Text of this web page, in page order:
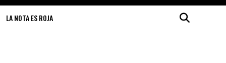
LA NOTA ES ROJA